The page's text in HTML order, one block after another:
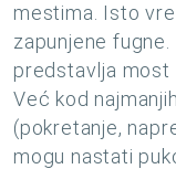
mestima. Isto
zapunjene
predstavlja most
Već kod
(pokretanje,
mogu nastati